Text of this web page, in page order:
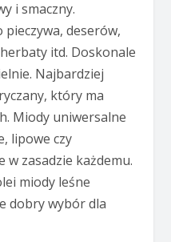
i smaczny.
pieczywa, deserów,
itd. Doskonale
Najbardziej
który ma
Miody uniwersalne
lipowe czy
w zasadzie każdemu.
miody leśne
dobry wybór dla